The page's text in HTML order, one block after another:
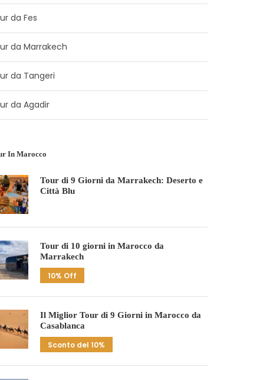
da Fes
da Marrakech
da Tangeri
da Agadir
In Marocco
Tour di 9 Giorni da Marrakech: Deserto e
Città Blu
Tour di 10 giorni in Marocco da
Marrakech
10% Off
Il Miglior Tour di 9 Giorni in Marocco da
Casablanca
Sconto del 10%